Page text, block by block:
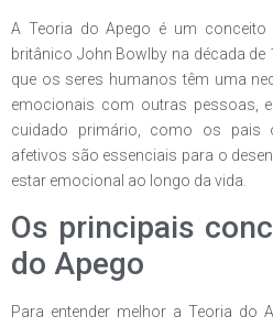
A Teoria do Apego é um conceito
britânico John Bowlby na década de
que os seres humanos têm uma
emocionais com outras pessoas,
cuidado primário, como os pais
afetivos são essenciais para o
estar emocional ao longo da vida.
Os principais
do Apego
Para entender melhor a Teoria do